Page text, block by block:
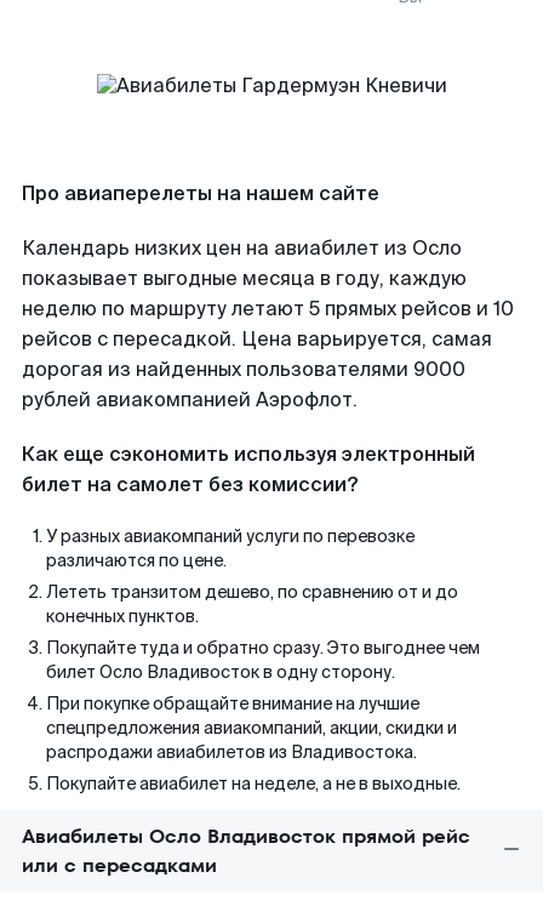
Про авиаперелеты на нашем сайте
Календарь низких цен на авиабилет из Осло
показывает выгодные месяца в году, каждую
неделю по маршруту летают 5 прямых рейсов и 10
рейсов с пересадкой. Цена варьируется, самая
дорогая из найденных пользователями 9000
рублей авиакомпанией Аэрофлот.
Как еще сэкономить используя электронный
билет на самолет без комиссии?
У разных авиакомпаний услуги по перевозке
различаются по цене.
Лететь транзитом дешево, по сравнению от и до
конечных пунктов.
Покупайте туда и обратно сразу. Это выгоднее чем
билет Осло Владивосток в одну сторону.
При покупке обращайте внимание на лучшие
спецпредложения авиакомпаний, акции, скидки и
распродажи авиабилетов из Владивостока.
Покупайте авиабилет на неделе, а не в выходные.
Авиабилеты Осло Владивосток прямой рейс
или с пересадками